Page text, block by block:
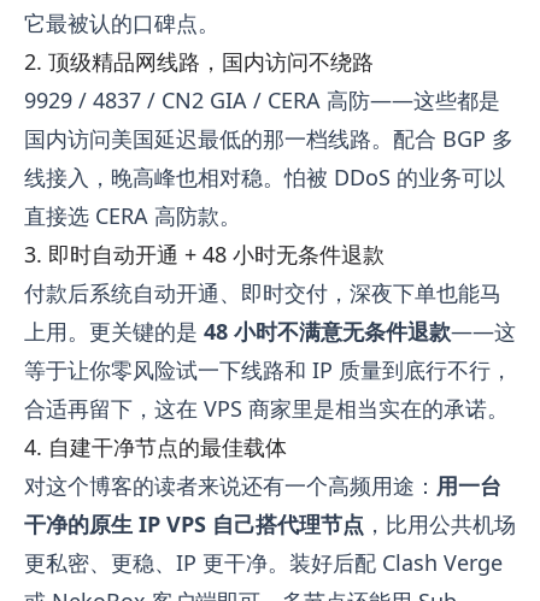
它最被认的口碑点。
2. 顶级精品网线路，国内访问不绕路
9929 / 4837 / CN2 GIA / CERA 高防——这些都是
国内访问美国延迟最低的那一档线路。配合 BGP 多
线接入，晚高峰也相对稳。怕被 DDoS 的业务可以
直接选 CERA 高防款。
3. 即时自动开通 + 48 小时无条件退款
付款后系统自动开通、即时交付，深夜下单也能马
上用。更关键的是 48 小时不满意无条件退款——这
等于让你零风险试一下线路和 IP 质量到底行不行，
合适再留下，这在 VPS 商家里是相当实在的承诺。
4. 自建干净节点的最佳载体
对这个博客的读者来说还有一个高频用途： 用一台
干净的原生 IP VPS 自己搭代理节点 ，比用公共机场
更私密、更稳、IP 更干净。装好后配 Clash Verge